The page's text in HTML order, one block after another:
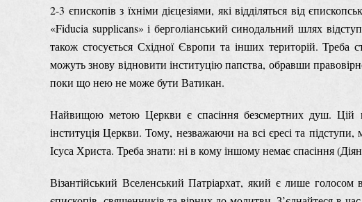
2-3 єпископів з їхніми дієцезіями, які відділяться від
«Fiducia supplicans» і берголіанський синодальний шлях
також стосується Східної Європи та інших територій. Треба
можуть знову відновити інституцію папства, обравши
поки що нею не може бути Ватикан.
Найвищою метою Церкви є спасіння безсмертних душ. Цій
інституція Церкви. Тому, незважаючи на всі єресі та
Ісуса Христа. Треба знати: ні в кому іншому немає спасіння
Візантійський Вселенський Патріархат, який є лише